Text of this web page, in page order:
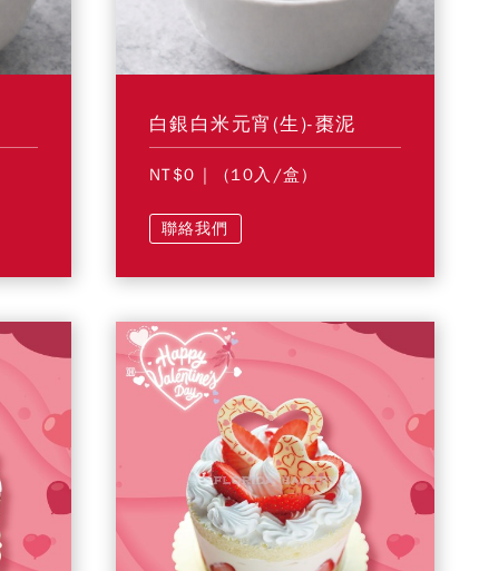
白銀白米元宵(生)-棗泥
NT$0 | (10入/盒)
聯絡我們